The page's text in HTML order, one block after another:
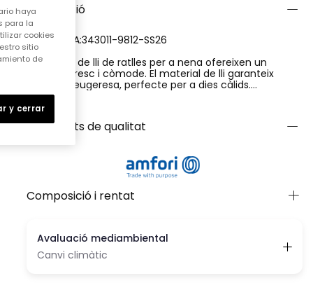
Descripció
REFERÈNCIA:343011-9812-SS26
Pantalons de lli de ratlles per a nena ofereixen un
aspecte fresc i còmode. El material de lli garanteix
frescor i lleugeresa, perfecte per a dies càlids.
Presenten un disseny de ratlles verticals en blau i blanc
que afegeix un toc clàssic i elegant. La cintura ajustable
aporta comoditat i un ajust perfecte. Disponibles en
talles des de 12 mesos fins a 14 anys, són una opció
Ver más
Certificats de qualitat
Composició i rentat
haya
para la
cookies
sitio
de
y cerrar